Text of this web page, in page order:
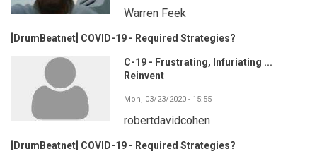
Warren Feek
[DrumBeatnet] COVID-19 - Required Strategies?
C-19 - Frustrating, Infuriating ...
Reinvent
Mon, 03/23/2020 - 15:55
robertdavidcohen
[DrumBeatnet] COVID-19 - Required Strategies?